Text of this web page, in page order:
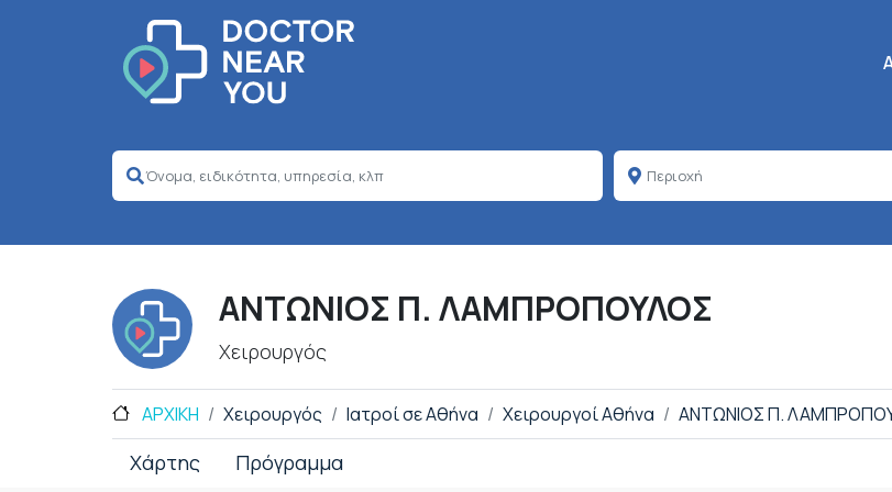
ΑΝΤΩΝΙΟΣ Π. ΛΑΜΠΡΟΠΟΥΛΟΣ
Χειρουργός
ΑΡΧΙΚΗ Χειρουργός Ιατροί σε Αθήνα Χειρουργοί Αθήνα ΑΝΤΩΝΙΟΣ Π.
Χάρτης Πρόγραμμα